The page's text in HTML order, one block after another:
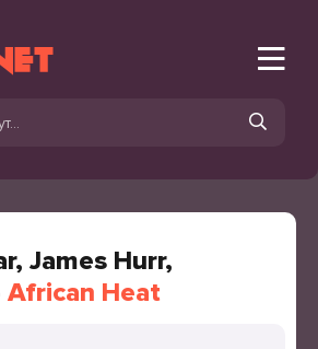
James Hurr,
African Heat